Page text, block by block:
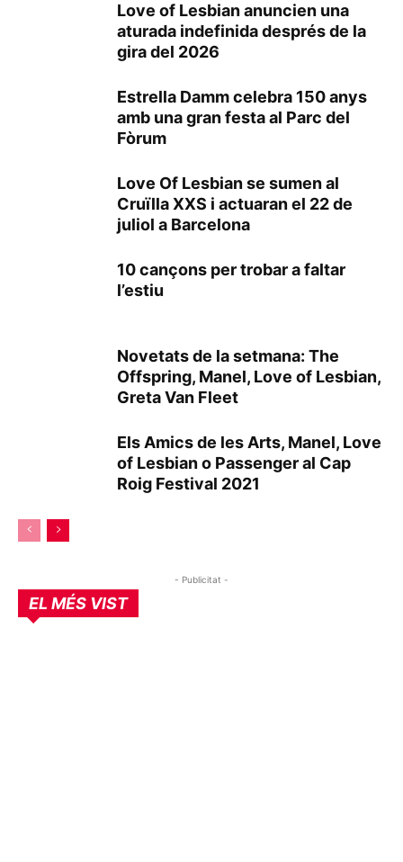
Love of Lesbian anuncien una
aturada indefinida després de la
gira del 2026
Estrella Damm celebra 150 anys
amb una gran festa al Parc del
Fòrum
Love Of Lesbian se sumen al
Cruïlla XXS i actuaran el 22 de
juliol a Barcelona
10 cançons per trobar a faltar
l’estiu
Novetats de la setmana: The
Offspring, Manel, Love of Lesbian,
Greta Van Fleet
Els Amics de les Arts, Manel, Love
of Lesbian o Passenger al Cap
Roig Festival 2021
- Publicitat -
EL MÉS VIST